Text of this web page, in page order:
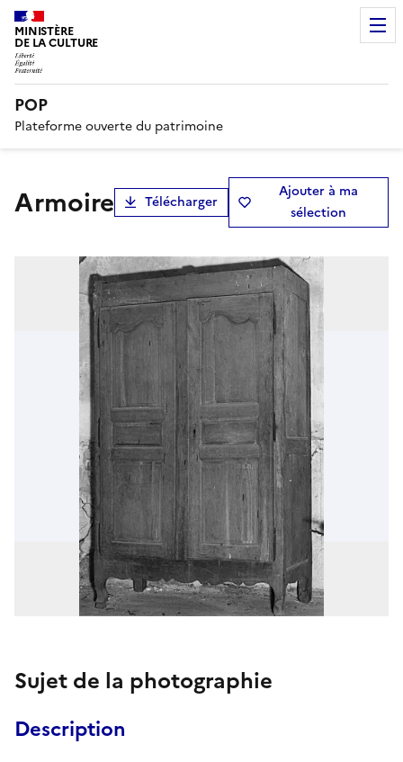
MINISTÈRE
DE LA CULTURE
POP
Plateforme ouverte du patrimoine
armoire Télécharger
Ajouter à ma
sélection
Sujet de la photographie
Description